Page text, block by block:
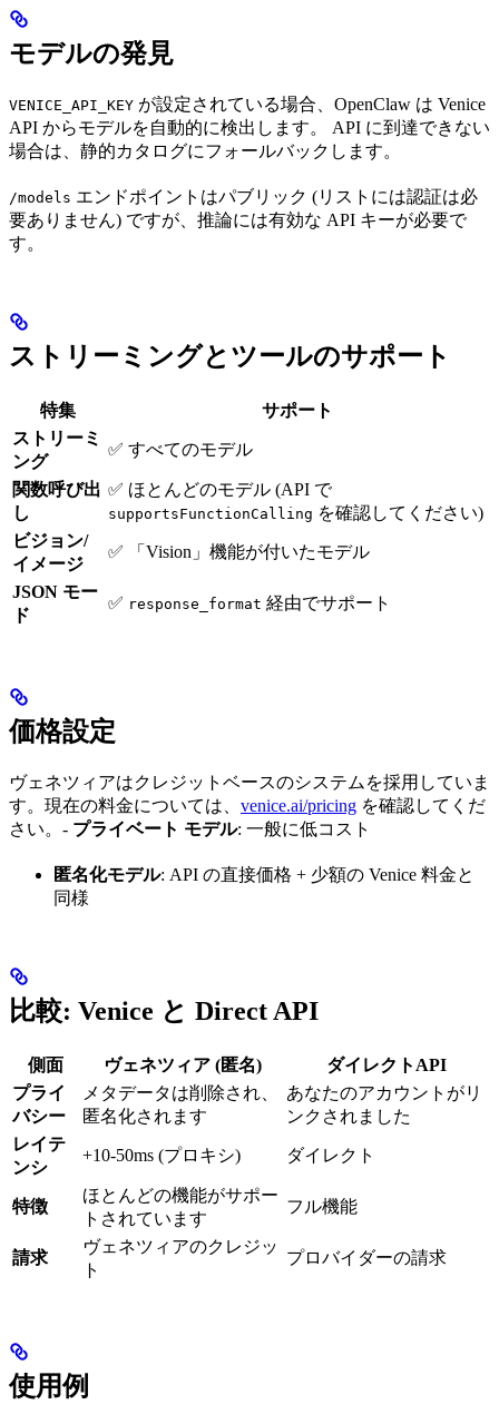
モデルの発見
VENICE_API_KEY が設定されている場合、OpenClaw は Venice
API からモデルを自動的に検出します。 API に到達できない
場合は、静的カタログにフォールバックします。
/models エンドポイントはパブリック (リストには認証は必
要ありません) ですが、推論には有効な API キーが必要で
す。
ストリーミングとツールのサポート
特集
サポート
ストリーミ
ング
✅ すべてのモデル
関数呼び出
し
✅ ほとんどのモデル (API で
supportsFunctionCalling を確認してください)
ビジョン/
イメージ
✅ 「Vision」機能が付いたモデル
JSON モー
ド
✅ response_format 経由でサポート
価格設定
ヴェネツィアはクレジットベースのシステムを採用していま
す。現在の料金については、 venice.ai/pricing を確認してくだ
さい。- プライベート モデル: 一般に低コスト
匿名化モデル: API の直接価格 + 少額の Venice 料金と
同様
比較: Venice と Direct API
側面 ヴェネツィア (匿名)
ダイレクトAPI
プライ
バシー
メタデータは削除され、
匿名化されます
あなたのアカウントがリ
ンクされました
レイテ
ンシ
+10-50ms (プロキシ) ダイレクト
特徴
ほとんどの機能がサポー
トされています
フル機能
請求
ヴェネツィアのクレジッ
ト
プロバイダーの請求
使用例